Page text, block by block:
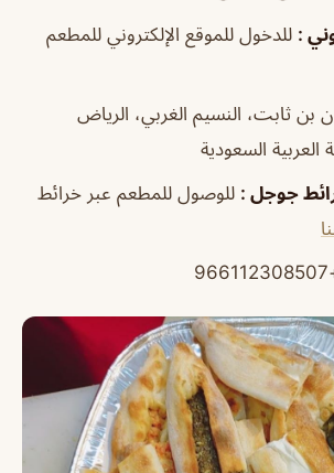
: للدخول للموقع الإلكتروني للمطعم
بن ثابت، النسيم الغربي، الرياض
جوجل : للوصول للمطعم عبر خرائط